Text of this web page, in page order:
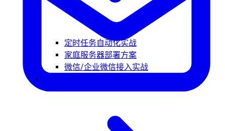
定时任务自动化实战
家庭服务器部署方案
微信/企业微信接入实战